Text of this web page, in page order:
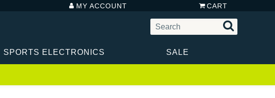
MY ACCOUNT CART
SPORTS ELECTRONICS SALE